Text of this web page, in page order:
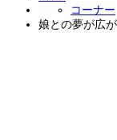
コーナー
娘との夢が広